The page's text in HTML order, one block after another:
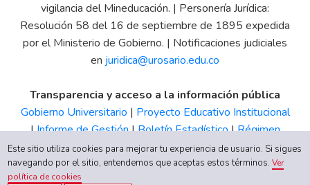
vigilancia del Mineducación. | Personería Jurídica:
Resolución 58 del 16 de septiembre de 1895 expedida
por el Ministerio de Gobierno. | Notificaciones judiciales
en juridica@urosario.edu.co
Transparencia y acceso a la información pública
Gobierno Universitario | Proyecto Educativo Institucional
|Informe de Gestión|Boletín Estadístico|Régimen
Tributario|Estados Financieros |Código de Ética| Canal
de Integridad UR
Este sitio utiliza cookies para mejorar tu experiencia de usuario. Si sigues
navegando por el sitio, entendemos que aceptas estos términos.Ver
política de cookies